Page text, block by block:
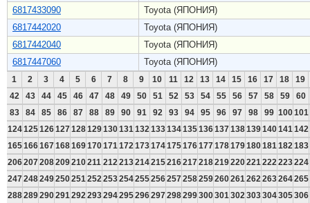
6817433090
Toyota (ЯПОНИЯ)
6817442020
Toyota (ЯПОНИЯ)
6817442040
Toyota (ЯПОНИЯ)
6817447060
Toyota (ЯПОНИЯ)
1 2 3 4 5 6 7 8 9 10 11 12 13 14 15 16 17 18
19
42
43 44 45 46 47 48 49 50 51 52 53 54 55 56 57 58 59
60
83
84 85 86 87 88 89 90 91 92 93 94 95 96 97 98 99 100101
124125126127128129130131 132 133134135136137138139140141 142
165166167168169170171 172 173174175176177178179180181 182 183
206207208209210211 212 213214215216217218219220221 222 223224
247248249250251 252 253254255256257258259260261 262 263264265
288289290291 292 293294295296297298299300301 302 303304305306